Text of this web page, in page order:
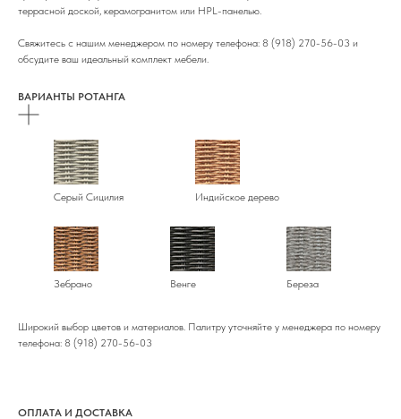
террасной доской, керамогранитом или HPL-панелью.
Свяжитесь с нашим менеджером по номеру телефона: 8 (918) 270-56-03 и
обсудите ваш идеальный комплект мебели.
ВАРИАНТЫ РОТАНГА
Серый Сицилия Индийское дерево
Зебрано Венге Береза
Широкий выбор цветов и материалов. Палитру уточняйте у менеджера по номеру
телефона: 8 (918) 270-56-03
ОПЛАТА И ДОСТАВКА